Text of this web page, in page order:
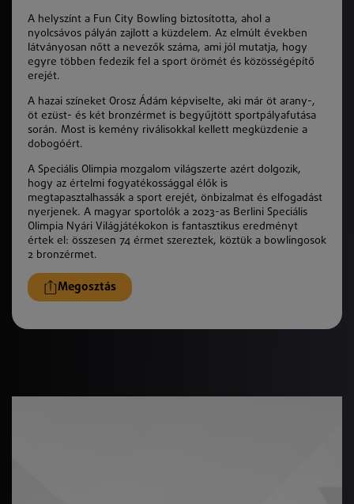
A helyszínt a Fun City Bowling biztosította, ahol a
nyolcsávos pályán zajlott a küzdelem. Az elmúlt években
látványosan nőtt a nevezők száma, ami jól mutatja, hogy
egyre többen fedezik fel a sport örömét és közösségépítő
erejét.
A hazai színeket Orosz Ádám képviselte, aki már öt arany-,
öt ezüst- és két bronzérmet is begyűjtött sportpályafutása
során. Most is kemény riválisokkal kellett megküzdenie a
dobogóért.
A Speciális Olimpia mozgalom világszerte azért dolgozik,
hogy az értelmi fogyatékossággal élők is
megtapasztalhassák a sport erejét, önbizalmat és elfogadást
nyerjenek. A magyar sportolók a 2023-as Berlini Speciális
Olimpia Nyári Világjátékokon is fantasztikus eredményt
értek el: összesen 74 érmet szereztek, köztük a bowlingosok
2 bronzérmet.
Megosztás